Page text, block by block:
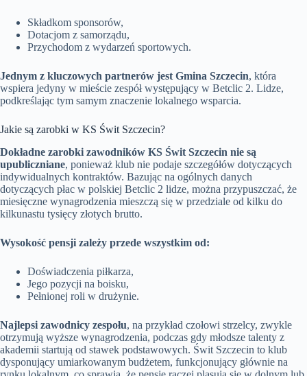
Składkom sponsorów,
Dotacjom z samorządu,
Przychodom z wydarzeń sportowych.
Jednym z kluczowych partnerów jest Gmina Szczecin, która
wspiera jedyny w mieście zespół występujący w Betclic 2. Lidze,
podkreślając tym samym znaczenie lokalnego wsparcia.
Jakie są zarobki w KS Świt Szczecin?
Dokładne zarobki zawodników KS Świt Szczecin nie są
upubliczniane, ponieważ klub nie podaje szczegółów dotyczących
indywidualnych kontraktów. Bazując na ogólnych danych
dotyczących płac w polskiej Betclic 2 lidze, można przypuszczać, że
miesięczne wynagrodzenia mieszczą się w przedziale od kilku do
kilkunastu tysięcy złotych brutto.
Wysokość pensji zależy przede wszystkim od:
Doświadczenia piłkarza,
Jego pozycji na boisku,
Pełnionej roli w drużynie.
Najlepsi zawodnicy zespołu, na przykład czołowi strzelcy, zwykle
otrzymują wyższe wynagrodzenia, podczas gdy młodsze talenty z
akademii startują od stawek podstawowych. Świt Szczecin to klub
dysponujący umiarkowanym budżetem, funkcjonujący głównie na